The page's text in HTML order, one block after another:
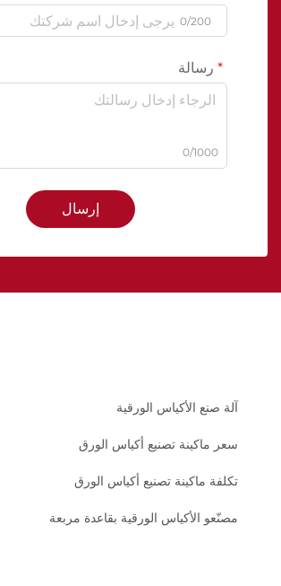
0/200
رسالة
0/1000
إرسال
آلة صنع الأكياس الورقية
سعر ماكينة تصنيع أكياس الورق
تكلفة ماكينة تصنيع أكياس الورق
مصنّعو الأكياس الورقية بقاعدة مربعة